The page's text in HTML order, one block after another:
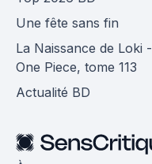
Une fête sans fin
La Naissance de Loki -
One Piece, tome 113
Actualité BD